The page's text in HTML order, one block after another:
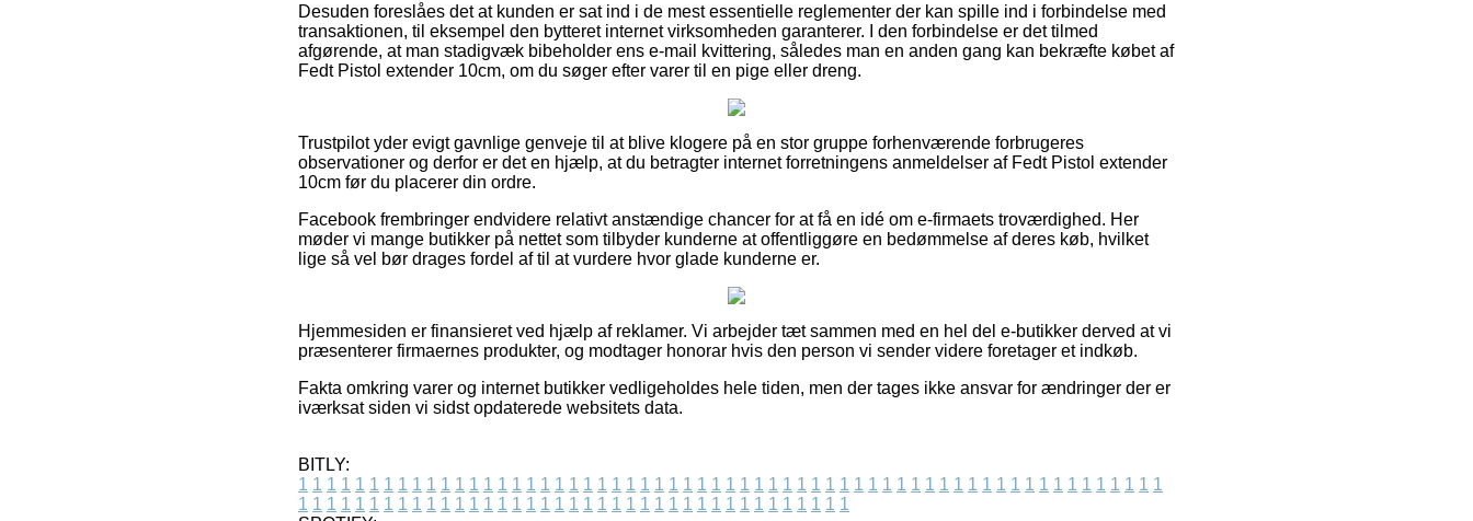
Desuden foreslåes det at kunden er sat ind i de mest essentielle reglementer der kan spille ind i forbindelse med
transaktionen, til eksempel den bytteret internet virksomheden garanterer. I den forbindelse er det tilmed
afgørende, at man stadigvæk bibeholder ens e-mail kvittering, således man en anden gang kan bekræfte købet af
Fedt Pistol extender 10cm, om du søger efter varer til en pige eller dreng.
Trustpilot yder evigt gavnlige genveje til at blive klogere på en stor gruppe forhenværende forbrugeres
observationer og derfor er det en hjælp, at du betragter internet forretningens anmeldelser af Fedt Pistol extender
10cm før du placerer din ordre.
Facebook frembringer endvidere relativt anstændige chancer for at få en idé om e-firmaets troværdighed. Her
møder vi mange butikker på nettet som tilbyder kunderne at offentliggøre en bedømmelse af deres køb, hvilket
lige så vel bør drages fordel af til at vurdere hvor glade kunderne er.
Hjemmesiden er finansieret ved hjælp af reklamer. Vi arbejder tæt sammen med en hel del e-butikker derved at vi
præsenterer firmaernes produkter, og modtager honorar hvis den person vi sender videre foretager et indkøb.
Fakta omkring varer og internet butikker vedligeholdes hele tiden, men der tages ikke ansvar for ændringer der er
iværksat siden vi sidst opdaterede websitets data.
BITLY:
1 1 1 1 1 1 1 1 1 1 1 1 1 1 1 1 1 1 1 1 1 1 1 1 1 1 1 1 1 1 1 1 1 1 1 1 1 1 1 1 1 1 1 1 1 1 1 1 1 1 1 1 1 1 1 1 1 1 1 1 1
1 1 1 1 1 1 1 1 1 1 1 1 1 1 1 1 1 1 1 1 1 1 1 1 1 1 1 1 1 1 1 1 1 1 1 1 1 1 1